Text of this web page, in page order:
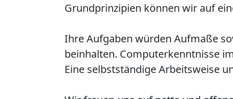
Grundprinzipien können wir auf
Ihre Aufgaben würden Aufmaße
beinhalten. Computerkenntnisse
Eine selbstständige Arbeitsweise